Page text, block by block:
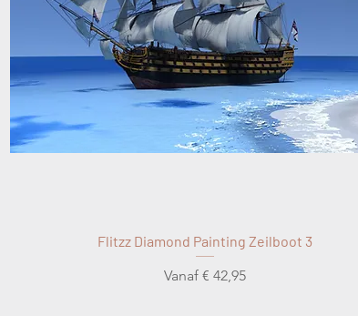
Flitzz Diamond Painting Zeilboot 3
Vanaf € 42,95
Verkoopprijs